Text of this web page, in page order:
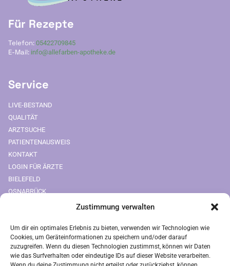
Zustimmung verwalten
Um dir ein optimales Erlebnis zu bieten, verwenden wir Technologien wie
Cookies, um Geräteinformationen zu speichern und/oder darauf
zuzugreifen. Wenn du diesen Technologien zustimmst, können wir Daten
wie das Surfverhalten oder eindeutige IDs auf dieser Website verarbeiten.
Für Rezepte
Telefon: 05422709845
E-Mail: info@allefarben-apotheke.de
Service
LIVE-BESTAND
QUALITÄT
ARZTSUCHE
PATIENTENAUSWEIS
KONTAKT
LOGIN FÜR ÄRZTE
BIELEFELD
OSNABRÜCK
FREIUMSCHLAG AUSDRUCKEN
Rechtliches